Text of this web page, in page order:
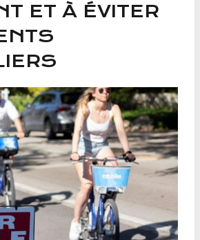
ET À ÉVITER